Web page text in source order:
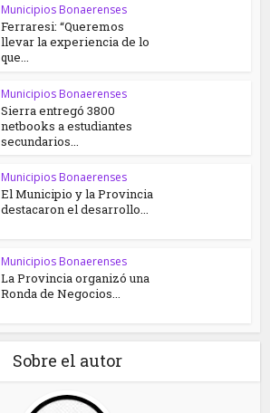
Municipios Bonaerenses
Ferraresi: “Queremos
llevar la experiencia de lo
que...
Municipios Bonaerenses
Sierra entregó 3800
netbooks a estudiantes
secundarios...
Municipios Bonaerenses
El Municipio y la Provincia
destacaron el desarrollo...
Municipios Bonaerenses
La Provincia organizó una
Ronda de Negocios...
Sobre el autor